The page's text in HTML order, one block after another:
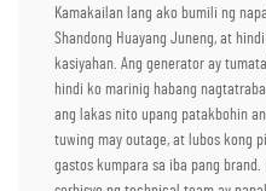
Kamakailan lang ako bumili ng
Shandong Huayang Juneng, at
kasiyahan. Ang generator ay
hindi ko marinig habang
ang lakas nito upang patakbohin
tuwing may outage, at lubos kong
gastos kumpara sa iba pang